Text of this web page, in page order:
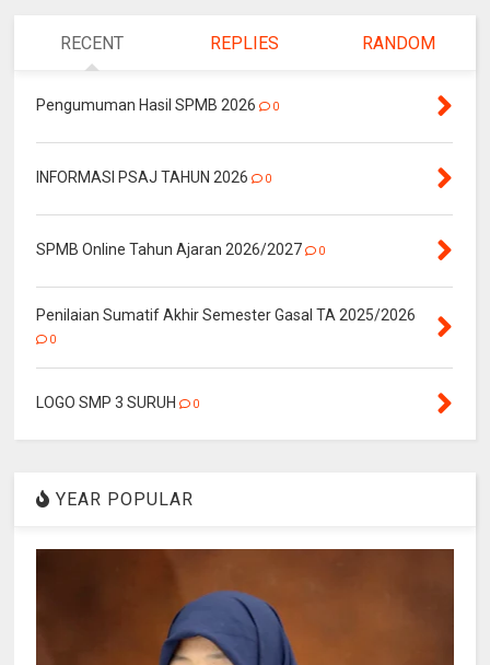
RECENT REPLIES RANDOM
Pengumuman Hasil SPMB 2026 0
INFORMASI PSAJ TAHUN 2026 0
SPMB Online Tahun Ajaran 2026/2027 0
Penilaian Sumatif Akhir Semester Gasal TA 2025/2026
0
LOGO SMP 3 SURUH 0
YEAR POPULAR